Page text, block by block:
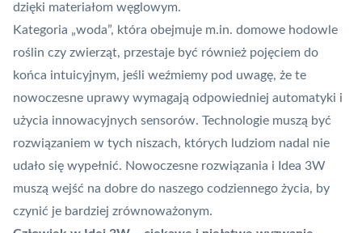
dzięki materiałom węglowym.
Kategoria „woda”, która obejmuje m.in. domowe hodowle
roślin czy zwierząt, przestaje być również pojęciem do
końca intuicyjnym, jeśli weźmiemy pod uwagę, że te
nowoczesne uprawy wymagają odpowiedniej automatyki i
użycia innowacyjnych sensorów. Technologie muszą być
rozwiązaniem w tych niszach, których ludziom nadal nie
udało się wypełnić. Nowoczesne rozwiązania i Idea 3W
muszą wejść na dobre do naszego codziennego życia, by
czynić je bardziej zrównoważonym.